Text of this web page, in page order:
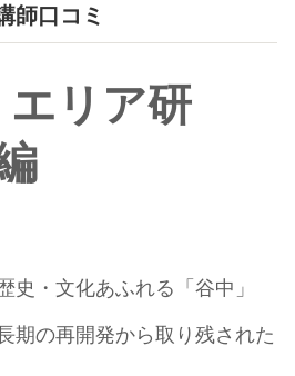
師口コミ
エリア研
史・文化あふれる「谷中」
期の再開発から取り残された